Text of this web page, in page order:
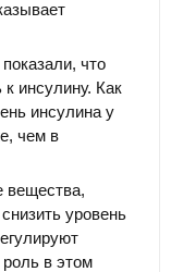
что
инсулину. Как
инсулина у
чем в
вещества,
уровень
в этом